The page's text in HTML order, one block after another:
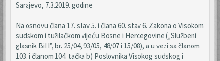
Sarajevo, 7.3.2019. godine
Na osnovu člana 17. stav 5. i člana 60. stav 6. Zakona o Visokom
sudskom i tužilačkom vijeću Bosne i Hercegovine („Službeni
glasnik BiH”, br. 25/04, 93/05, 48/07 i 15/08), a u vezi sa članom
103. i članom 104. tačka b) Poslovnika Visokog sudskog i